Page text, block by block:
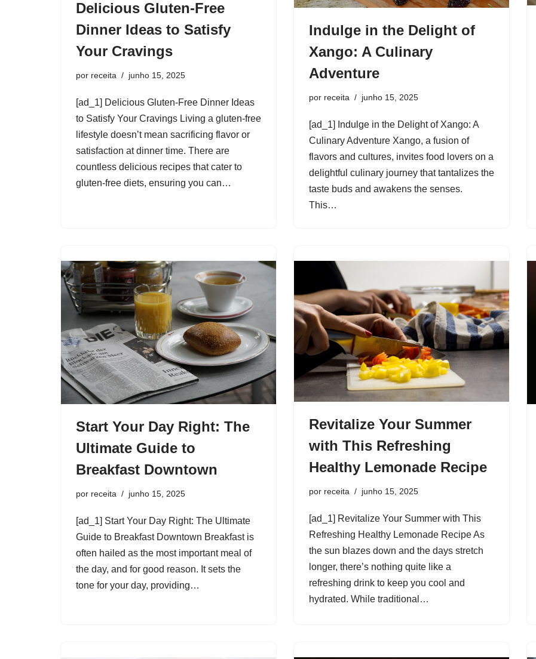
Delicious Gluten-Free
Dinner Ideas to Satisfy
Your Cravings
por receita junho 15, 2025
[ad_1] Delicious Gluten-Free Dinner Ideas
to Satisfy Your Cravings Living a gluten-free
lifestyle doesn’t mean sacrificing flavor or
satisfaction at dinner time. There are
countless delicious recipes that cater to
gluten-free diets, ensuring you can…
Indulge in the Delight of
Xango: A Culinary
Adventure
por receita junho 15, 2025
[ad_1] Indulge in the Delight of Xango: A
Culinary Adventure Xango, a fusion of
flavors and cultures, invites food lovers on a
delightful culinary journey that tantalizes the
taste buds and awakens the senses.
This…
Start Your Day Right: The
Ultimate Guide to
Breakfast Downtown
por receita junho 15, 2025
[ad_1] Start Your Day Right: The Ultimate
Guide to Breakfast Downtown Breakfast is
often hailed as the most important meal of
the day, and for good reason. It sets the
tone for your day, providing…
Revitalize Your Summer
with This Refreshing
Healthy Lemonade Recipe
por receita junho 15, 2025
[ad_1] Revitalize Your Summer with This
Refreshing Healthy Lemonade Recipe As
the sun blazes down and the days stretch
longer, there’s nothing quite like a
refreshing drink to keep you cool and
hydrated. While traditional…